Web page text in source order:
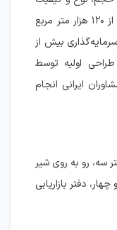
تولید، کارخانه جدیدی به مساحت بیش از ۱۲۰ هزار متر مربع
طراحی و طی ۳۰ ماه با سرمایه‌گذاری بیش از
طراحی اولیه توسط
ایرانی انجام
سه، رو به روی شیر
دفتر بازاریابی